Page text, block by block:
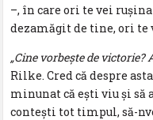
–, în care ori te vei
dezamăgit de tine, ori te
„Cine vorbește de victorie?
Rilke. Cred că despre
minunat că ești viu și să
contești tot timpul, să-